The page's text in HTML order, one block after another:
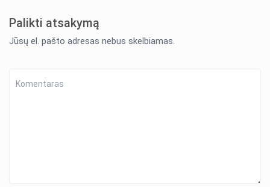
Palikti atsakymą
Jūsų el. pašto adresas nebus skelbiamas.